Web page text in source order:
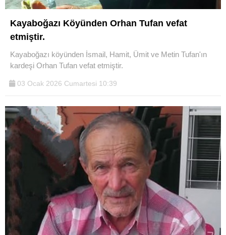
Kayaboğazı Köyünden Orhan Tufan vefat
etmiştir.
Kayaboğazı köyünden İsmail, Hamit, Ümit ve Metin Tufan'ın
kardeşi Orhan Tufan vefat etmiştir.
03 Ocak 2026 Cumartesi 10:39